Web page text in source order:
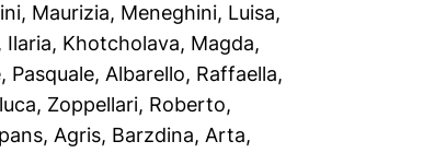
Maurizia, Meneghini, Luisa,
Ilaria, Khotcholava, Magda,
Pasquale, Albarello, Raffaella,
, Zoppellari, Roberto,
Agris, Barzdina, Arta,